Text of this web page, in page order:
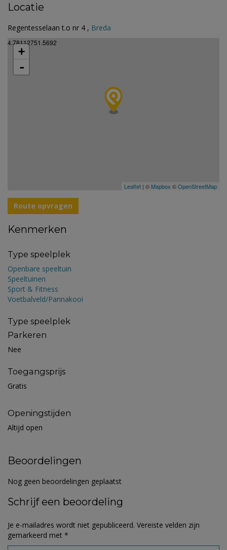
Locatie
Regentesselaan t.o nr 4 , Breda
4.78112751.5692
+
-
Leaflet | © Mapbox ©OpenStreetMap
Route opvragen
Kenmerken
Type speelplek
Openbare speeltuin
Speeltuinen
Sport & Fitness
Voetbalveld/Pannakooi
Type speelplek
Parkeren
Nee
Toegangsprijs
Gratis
Openingstijden
Altijd open
Beoordelingen
Nog geen beoordelingen geplaatst
Schrijf een beoordeling
Je e-mailadres wordt niet gepubliceerd. Vereiste velden zijn
gemarkeerd met *